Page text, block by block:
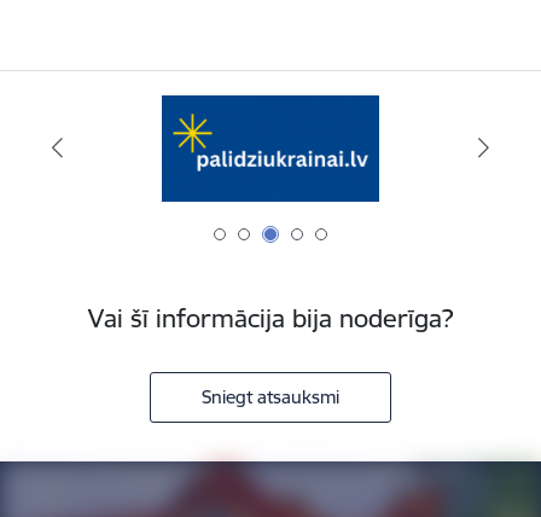
Vai šī informācija bija noderīga?
Sniegt atsauksmi